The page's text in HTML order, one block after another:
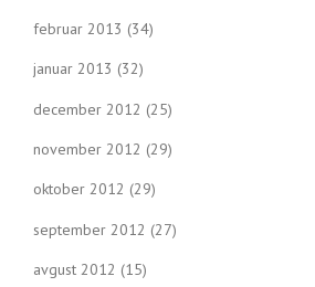
februar 2013 (34)
januar 2013 (32)
december 2012 (25)
november 2012 (29)
oktober 2012 (29)
september 2012 (27)
avgust 2012 (15)